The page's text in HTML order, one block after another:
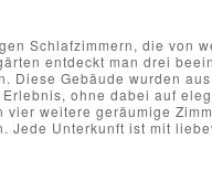
Schlafzimmern, die von
entdeckt man drei
Diese Gebäude wurden
ohne dabei auf
weitere geräumige
Unterkunft ist mit